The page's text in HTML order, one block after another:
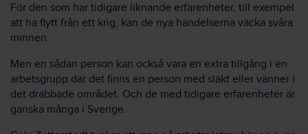
För den som har tidigare liknande erfarenheter, till exempel
att ha flytt från ett krig, kan de nya händelserna väcka svåra
minnen.
Men en sådan person kan också vara en extra tillgång i en
arbetsgrupp där det finns en person med släkt eller vänner i
det drabbade området. Och de med tidigare erfarenheter är
ganska många i Sverige.